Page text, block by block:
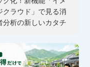
クラウド」で見る消
分析の新しいカタチ